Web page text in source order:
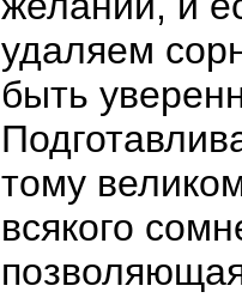
удаляем
быть
тому
всякого